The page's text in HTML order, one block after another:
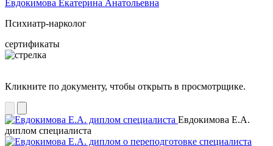
Евдокимова Екатерина Анатольевна
Психиатр-нарколог
сертификаты
Кликните по документу, чтобы открыть в просмотрщике.
Евдокимова Е.А.
диплом специалиста